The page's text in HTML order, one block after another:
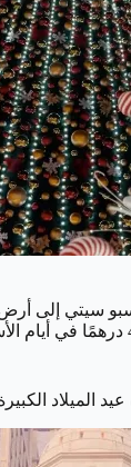
الكبيرة في مدخل سوق